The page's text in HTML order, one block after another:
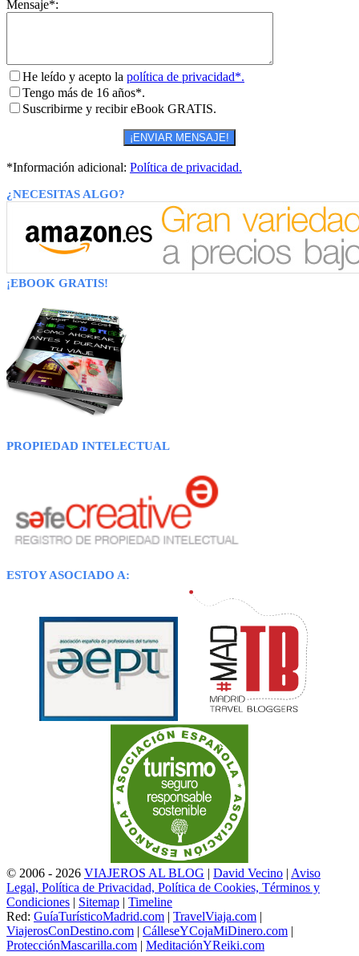
Mensaje*:
He leído y acepto la política de privacidad*.
Tengo más de 16 años*.
Suscribirme y recibir eBook GRATIS.
*Información adicional: Política de privacidad.
¿NECESITAS ALGO?
¡EBOOK GRATIS!
PROPIEDAD INTELECTUAL
ESTOY ASOCIADO A:
© 2006 - 2026 VIAJEROS AL BLOG | David Vecino | Aviso
Legal, Política de Privacidad, Política de Cookies, Términos y
Condiciones | Sitemap | Timeline
Red: GuíaTurísticoMadrid.com | TravelViaja.com |
ViajerosConDestino.com | CálleseYCojaMiDinero.com |
ProtecciónMascarilla.com | MeditaciónYReiki.com